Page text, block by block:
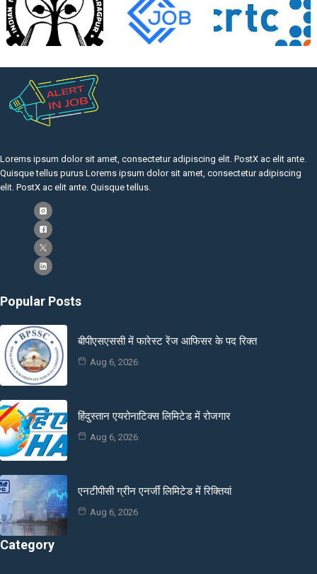
Lorems ipsum dolor sit amet, consectetur adipiscing elit. PostX ac elit ante.
Quisque tellus purus Lorems ipsum dolor sit amet, consectetur adipiscing
elit. PostX ac elit ante. Quisque tellus.
Popular Posts
बीपीएसएससी में फारेस्ट रेंज आफिसर के पद रिक्त
Aug 6, 2026
हिंदुस्तान एयरोनाटिक्स लिमिटेड में रोजगार
Aug 6, 2026
एनटीपीसी ग्रीन एनर्जी लिमिटेड में रिक्तियां
Aug 6, 2026
Category